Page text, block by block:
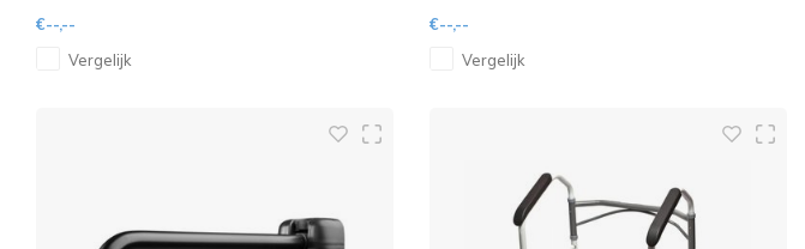
€--,--
Vergelijk
€--,--
Vergelijk